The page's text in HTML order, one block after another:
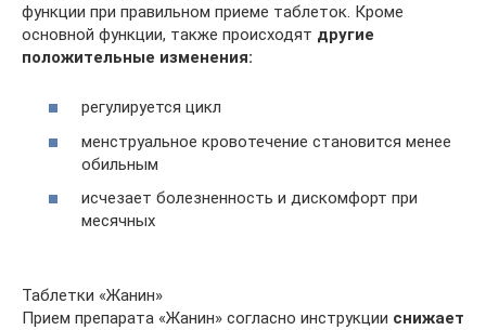
функции при правильном приеме таблеток. Кроме
основной функции, также происходят другие
положительные изменения:
регулируется цикл
менструальное кровотечение становится менее
обильным
исчезает болезненность и дискомфорт при
месячных
Таблетки «Жанин»
Прием препарата «Жанин» согласно инструкции снижает